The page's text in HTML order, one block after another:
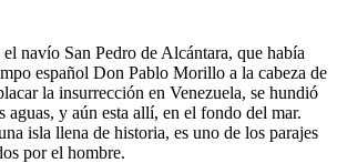
navío San Pedro de Alcántara, que había
español Don Pablo Morillo a la cabeza de
la insurrección en Venezuela, se hundió
aguas, y aún esta allí, en el fondo del mar.
isla llena de historia, es uno de los parajes
por el hombre.